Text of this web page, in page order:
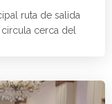
ruta de salida
cerca del